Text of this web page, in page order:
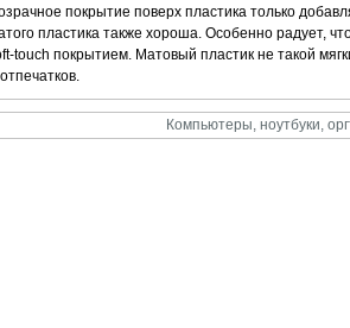
покрытие поверх пластика только
пластика также хороша. Особенно радует,
touch покрытием. Матовый пластик не такой
Компьютеры, ноутбуки,